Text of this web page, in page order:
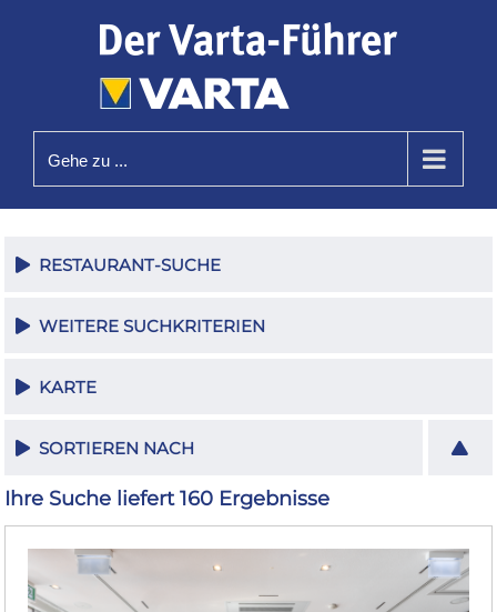
Gehe zu ...
RESTAURANT-SUCHE
WEITERE SUCHKRITERIEN
KARTE
SORTIEREN NACH
Ihre Suche liefert 160 Ergebnisse